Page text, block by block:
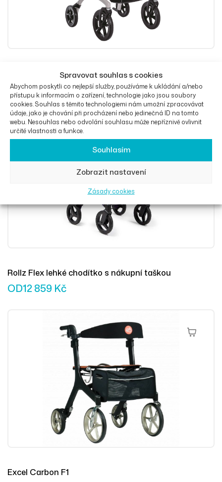
Spravovat souhlas s cookies
Abychom poskytli co nejlepší služby, používáme k ukládání a/nebo
přístupu k informacím o zařízení, technologie jako jsou soubory
cookies. Souhlas s těmito technologiemi nám umožní zpracovávat
údaje, jako je chování při procházení nebo jedinečná ID na tomto
webu. Nesouhlas nebo odvolání souhlasu může nepříznivě ovlivnit
určité vlastnosti a funkce.
Souhlasím
Zobrazit nastavení
Zásady cookies
Univerzální hliníkové chodítko Saljol
OD11 800Kč
Rollz Flex lehké chodítko s nákupní taškou
OD12 859 Kč
Výběr
Excel Carbon F1